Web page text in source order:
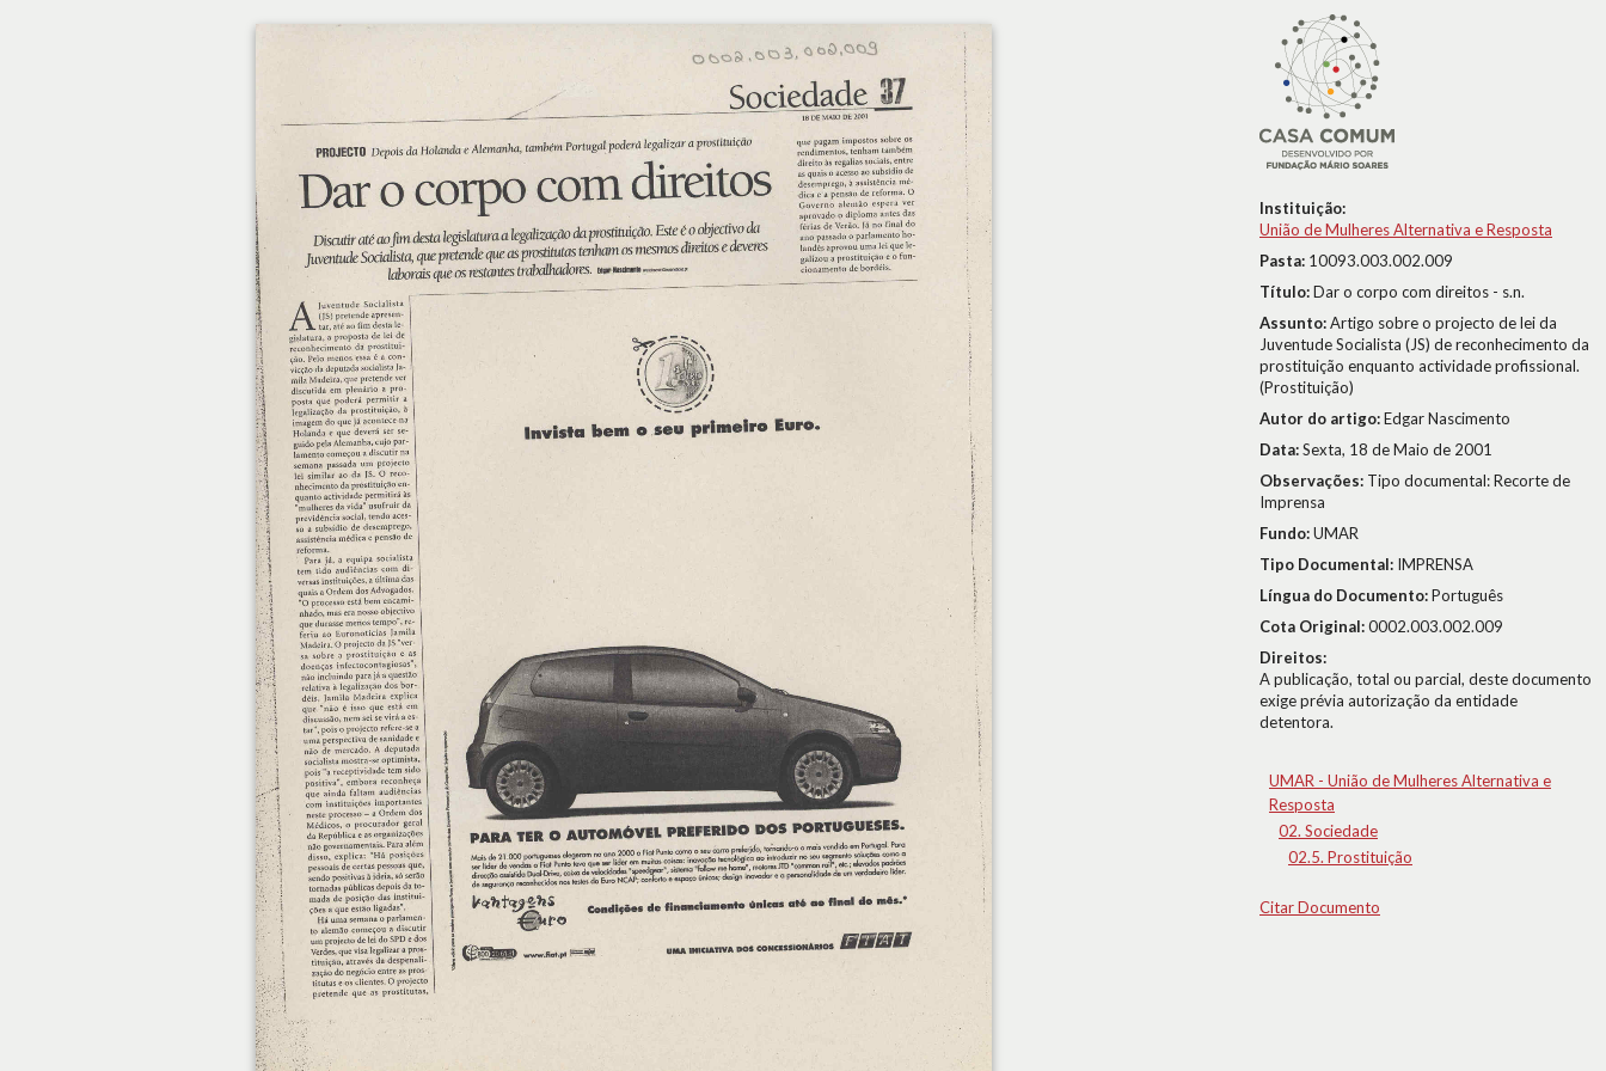
Instituição:
União de Mulheres Alternativa e Resposta
Pasta: 10093.003.002.009
Título:Dar o corpo com direitos - s.n.
Assunto:Artigo sobre o projecto de lei da
Juventude Socialista (JS) de reconhecimento da
prostituição enquanto actividade profissional.
(Prostituição)
Autor do artigo:Edgar Nascimento
Data:Sexta, 18 de Maio de 2001
Observações: Tipo documental: Recorte de
Imprensa
Fundo:UMAR
Tipo Documental: IMPRENSA
Língua do Documento:Português
Cota Original:0002.003.002.009
Direitos:
A publicação, total ou parcial, deste documento
exige prévia autorização da entidade
detentora.
UMAR - União de Mulheres Alternativa e
Resposta
02. Sociedade
02.5. Prostituição
Citar Documento